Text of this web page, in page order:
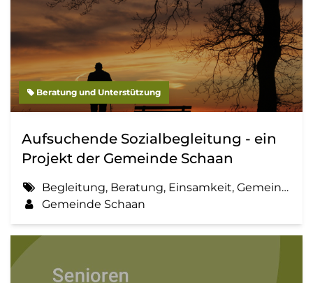
Beratung und Unterstützung
Aufsuchende Sozialbegleitung - ein
Projekt der Gemeinde Schaan
Begleitung, Beratung, Einsamkeit, Gemeinde, Information, Sozialbegleitung
Gemeinde Schaan